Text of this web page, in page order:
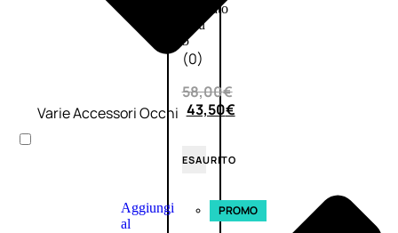
Valutato
su
5
(0)
58,00€
43,50€
ESAURITO
Aggiungi
al
PROMO
Varie Accessori Occhi